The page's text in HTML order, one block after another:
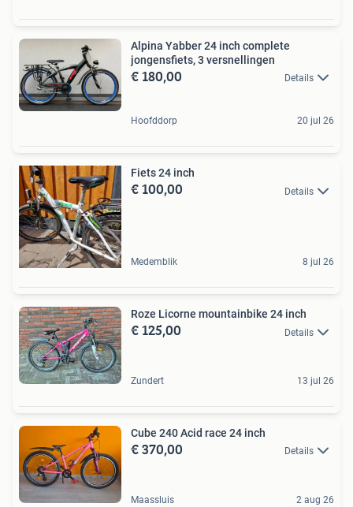
Alpina Yabber 24 inch complete
jongensfiets, 3 versnellingen
€ 180,00 Details
Hoofddorp 20 jul 26
Fiets 24 inch
€ 100,00 Details
Medemblik 8 jul 26
Roze Licorne mountainbike 24 inch
€ 125,00 Details
Zundert 13 jul 26
Cube 240 Acid race 24 inch
€ 370,00 Details
Maassluis 2 aug 26